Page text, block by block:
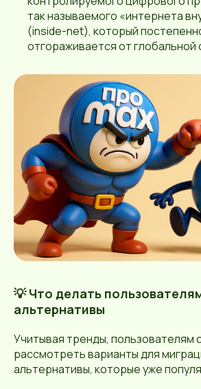
так называемого «интернета
(inside-net), который
отгораживается от глобальной
💡 Что делать
альтернативы
Учитывая тренды, пользователям
рассмотреть варианты для
альтернативы, которые уже